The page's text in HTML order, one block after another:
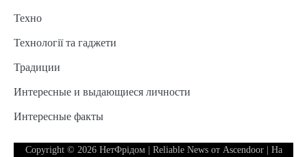
Техно
Технології та гаджети
Традиции
Интересные и выдающиеся личности
Интересные факты
Copyright © 2026 НетФрідом| Reliable News от Ascendoor| На